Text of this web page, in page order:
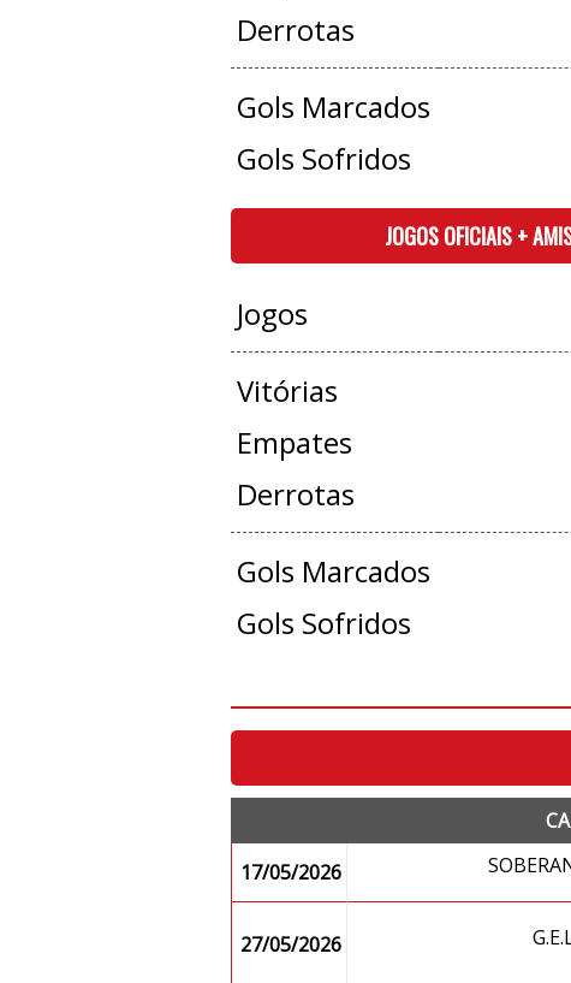
Derrotas
Gols Marcados
Gols Sofridos
JOGOS OFICIAIS +
Jogos
Vitórias
Empates
Derrotas
Gols Marcados
Gols Sofridos
17/05/2026
27/05/2026